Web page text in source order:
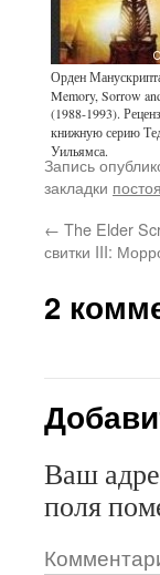
Орден
Memory, Sorrow
(1988-1993).
книжную серию
Уильямса.
Запись
закладки
← The Elder
свитки III:
2
Ваш
поля